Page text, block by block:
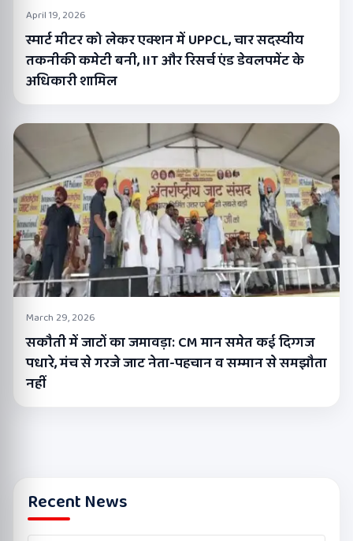
April 19, 2026
स्मार्ट मीटर को लेकर एक्शन में UPPCL, चार सदस्यीय
तकनीकी कमेटी बनी, IIT और रिसर्च एंड डेवलपमेंट के
अधिकारी शामिल
March 29, 2026
सकौती में जाटों का जमावड़ा: CM मान समेत कई दिग्गज
पधारे, मंच से गरजे जाट नेता-पहचान व सम्मान से समझौता
नहीं
Recent News